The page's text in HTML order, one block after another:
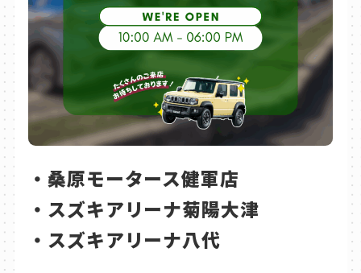
・桑原モータース健軍店
・スズキアリーナ菊陽大津
・スズキアリーナ八代